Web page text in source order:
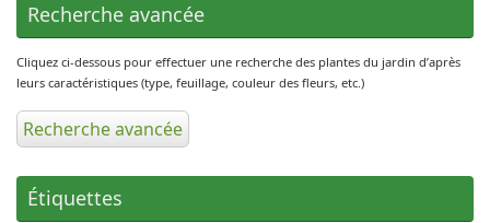
Recherche avancée
Cliquez ci-dessous pour effectuer une recherche des plantes du jardin d’après
leurs caractéristiques (type, feuillage, couleur des fleurs, etc.)
Recherche avancée
Étiquettes